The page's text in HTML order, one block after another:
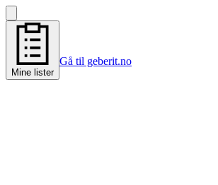
Mine lister
Gå til geberit.no